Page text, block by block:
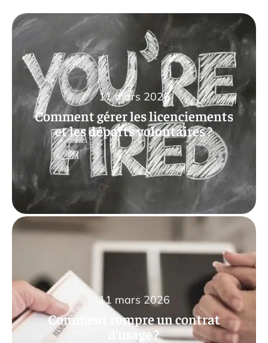
Comment gérer les licenciements
et les départs volontaires ?
11 mars 2026
Comment rompre un contrat
d’usage ?
11 mars 2026